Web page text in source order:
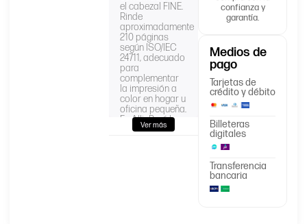
el cabezal FINE.
Rinde
aproximadamente
210 páginas
según ISO/IEC
24711, adecuado
para
complementar
la impresión a
color en hogar u
oficina pequeña.
En AllinPerú lo
recibe sellado
Ver más
confianza y
garantía.
Medios de
pago
Tarjetas de
crédito y débito
Billeteras
digitales
Transferencia
bancaria